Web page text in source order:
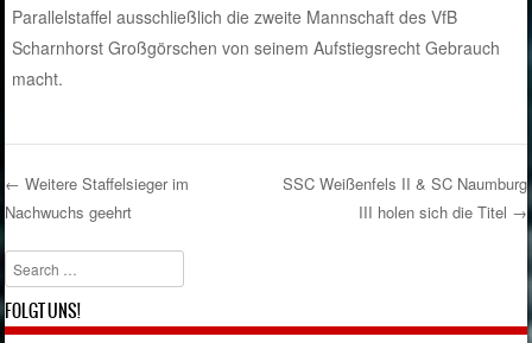
Parallelstaffel ausschließlich die zweite Mannschaft des VfB
Scharnhorst Großgörschen von seinem Aufstiegsrecht Gebrauch
macht.
Post navigation
← Weitere Staffelsieger im
Nachwuchs geehrt
SSC Weißenfels II & SC Naumburg
III holen sich die Titel →
Search
FOLGT UNS!